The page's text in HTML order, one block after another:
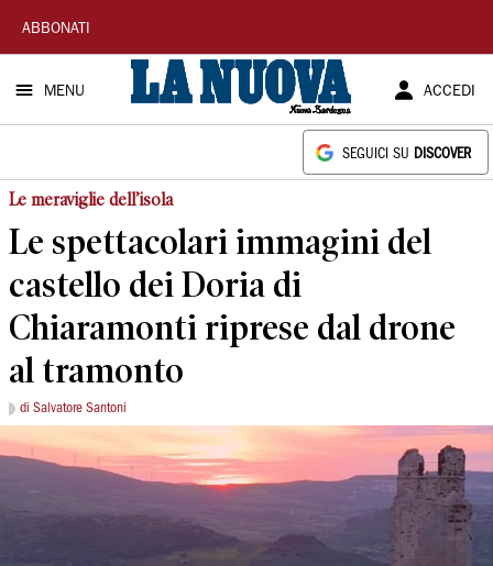
La
Nuova
Sardegna
ABBONATI
MENU ACCEDI
SEGUICI SU DISCOVER
Le meraviglie dell’isola
Le spettacolari immagini del
castello dei Doria di
Chiaramonti riprese dal drone
al tramonto
di Salvatore Santoni